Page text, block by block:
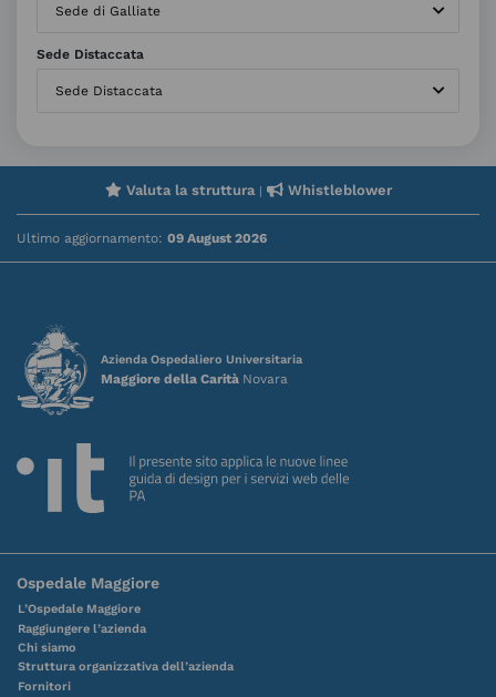
Sede di Galliate
Sede Distaccata
Sede Distaccata
Valuta la struttura| Whistleblower
Ultimo aggiornamento: 09 August 2026
Azienda Ospedaliero Universitaria
Maggiore della Carità Novara
Ospedale Maggiore
L’Ospedale Maggiore
Raggiungere l’azienda
Chi siamo
Struttura organizzativa dell’azienda
Fornitori